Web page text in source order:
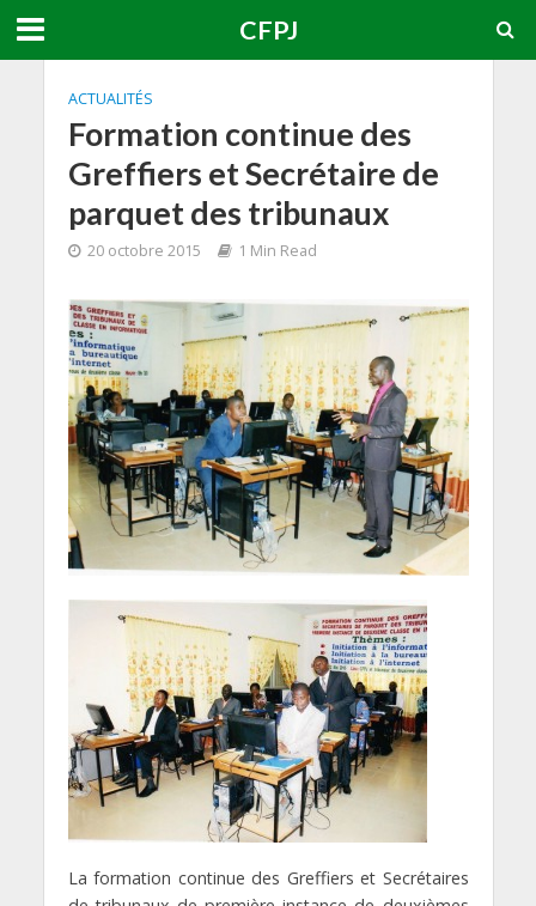
CFPJ
ACTUALITÉS
Formation continue des
Greffiers et Secrétaire de
parquet des tribunaux
20 octobre 2015 1 Min Read
La formation continue des Greffiers et Secrétaires